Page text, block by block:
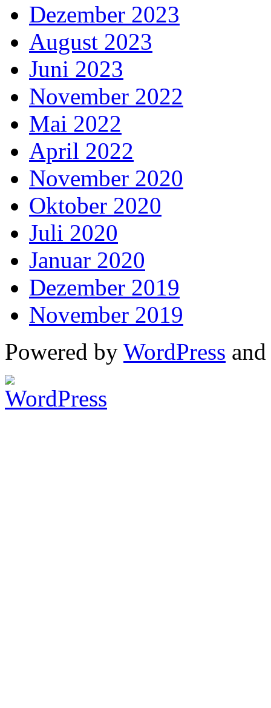
Dezember 2023
August 2023
Juni 2023
November 2022
Mai 2022
April 2022
November 2020
Oktober 2020
Juli 2020
Januar 2020
Dezember 2019
November 2019
Powered by WordPress